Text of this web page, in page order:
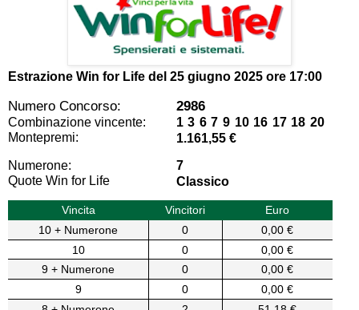
Estrazione Win for Life del 25 giugno 2025 ore 17:00
Numero Concorso: 2986
Combinazione vincente:
1 3 6 7 9 10 16 17 18 20
Montepremi:
1.161,55 €
Numerone:
7
Quote Win for Life
Classico
Vincita Vincitori
Euro
10 + Numerone
0
0,00 €
10
0
0,00 €
9 + Numerone
0
0,00 €
9
0
0,00 €